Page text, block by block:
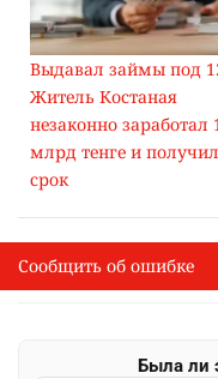
Выдавал займы под
Житель Костаная
незаконно заработал
млрд тенге и получил
срок
I
Сообщить об опечатке
Выделите фрагмент и
Была ли
Сообщить об ошибке